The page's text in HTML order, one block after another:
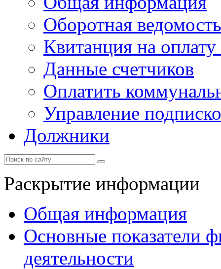
Оборотная ведомость
Квитанция на
Данные счетчиков
Оплатить
Управление
Должники
Раскрытие информации
Общая информация
Основные показатели
деятельности